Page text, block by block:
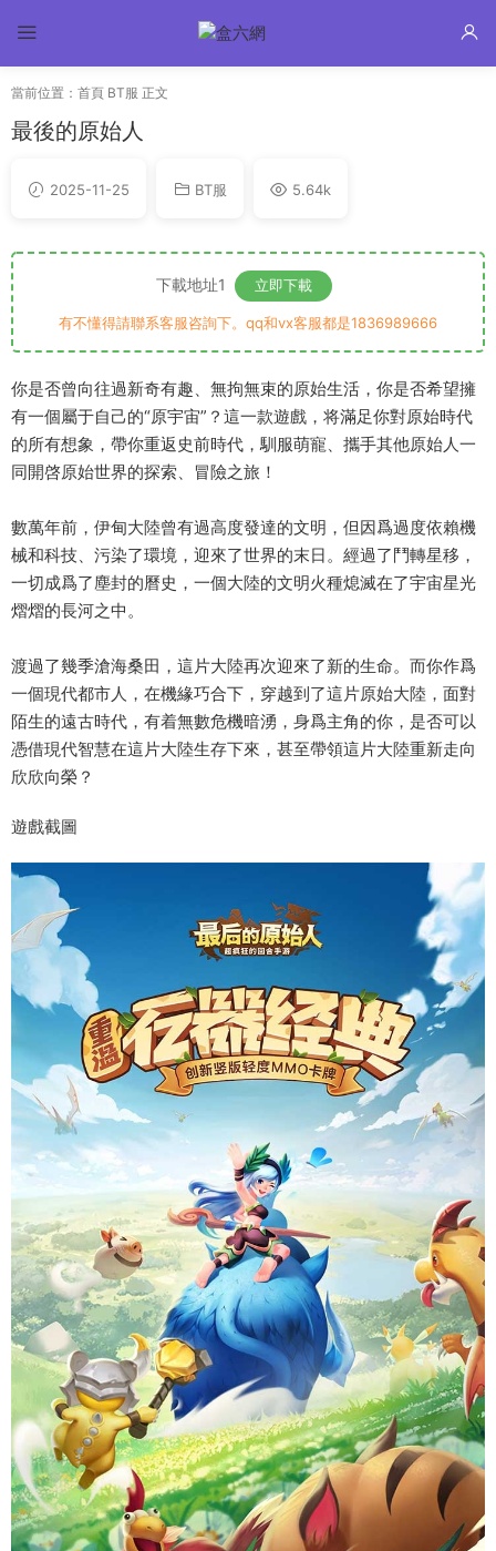
當前位置： 首頁 BT服 正文
最後的原始人
2025-11-25 BT服 5.64k
下載地址1 立即下載
有不懂得請聯系客服咨詢下。qq和vx客服都是1836989666
你是否曾向往過新奇有趣、無拘無束的原始生活，你是否希望擁
有一個屬于自己的“原宇宙”？這一款遊戲，将滿足你對原始時代
的所有想象，帶你重返史前時代，馴服萌寵、攜手其他原始人一
同開啓原始世界的探索、冒險之旅！
數萬年前，伊甸大陸曾有過高度發達的文明，但因爲過度依賴機
械和科技、污染了環境，迎來了世界的末日。經過了鬥轉星移，
一切成爲了塵封的曆史，一個大陸的文明火種熄滅在了宇宙星光
熠熠的長河之中。
渡過了幾季滄海桑田，這片大陸再次迎來了新的生命。而你作爲
一個現代都市人，在機緣巧合下，穿越到了這片原始大陸，面對
陌生的遠古時代，有着無數危機暗湧，身爲主角的你，是否可以
憑借現代智慧在這片大陸生存下來，甚至帶領這片大陸重新走向
欣欣向榮？
遊戲截圖